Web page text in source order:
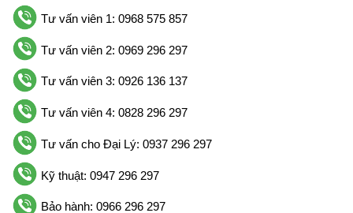
Tư vấn viên 1: 0968 575 857
Tư vấn viên 2: 0969 296 297
Tư vấn viên 3: 0926 136 137
Tư vấn viên 4: 0828 296 297
Tư vấn cho Đại Lý: 0937 296 297
Kỹ thuật: 0947 296 297
Bảo hành: 0966 296 297